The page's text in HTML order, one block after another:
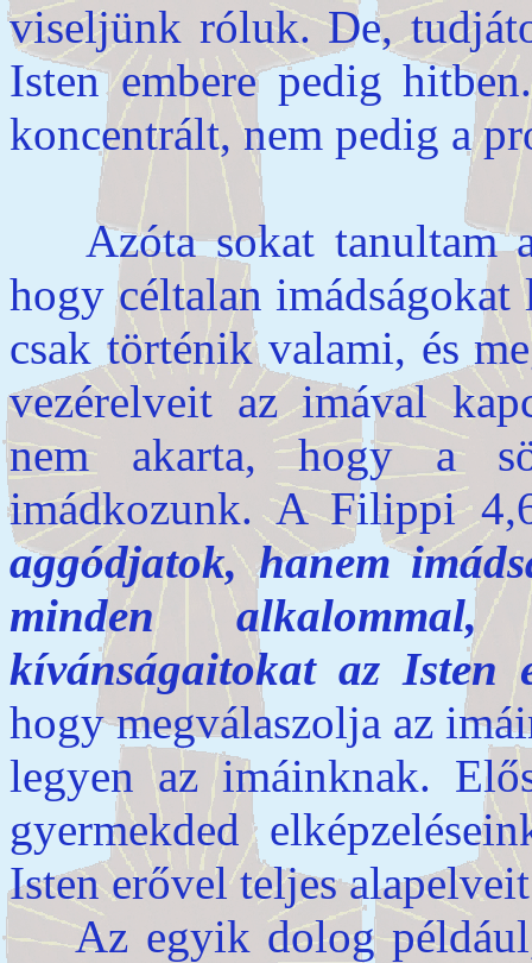
viseljünk róluk. De,
Isten embere pedig
koncentrált, nem pedig a
Azóta sokat tanultam
hogy céltalan
csak történik valami, és
vezérelveit az imával
nem akarta, hogy a
imádkozunk. A Filippi
aggódjatok, hanem
minden
kívánságaitokat az Isten
hogy megválaszolja az
legyen az imáinknak.
gyermekded
Isten erővel teljes
Az egyik dolog például,